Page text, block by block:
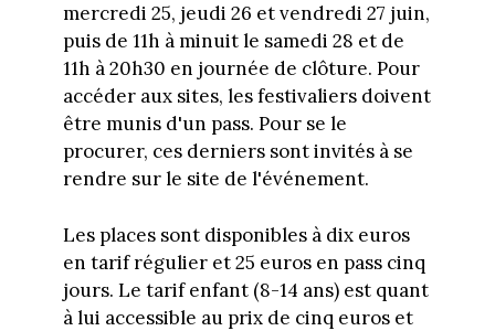
mercredi 25, jeudi 26 et vendredi 27 juin,
puis de 11h à minuit le samedi 28 et de
11h à 20h30 en journée de clôture. Pour
accéder aux sites, les festivaliers doivent
être munis d'un pass. Pour se le
procurer, ces derniers sont invités à se
rendre sur le site de l'événement.
Les places sont disponibles à dix euros
en tarif régulier et 25 euros en pass cinq
jours. Le tarif enfant (8-14 ans) est quant
à lui accessible au prix de cinq euros et